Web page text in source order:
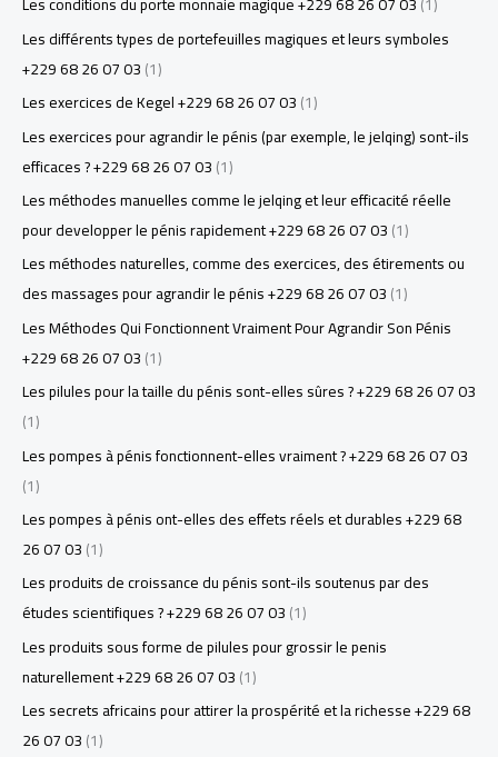
Les différents types de portefeuilles magiques et leurs symboles
+229 68 26 07 03(1)
Les exercices de Kegel +229 68 26 07 03(1)
Les exercices pour agrandir le pénis (par exemple, le jelqing) sont-ils
efficaces ? +229 68 26 07 03(1)
Les méthodes manuelles comme le jelqing et leur efficacité réelle
pour developper le pénis rapidement +229 68 26 07 03(1)
Les méthodes naturelles, comme des exercices, des étirements ou
des massages pour agrandir le pénis +229 68 26 07 03(1)
Les Méthodes Qui Fonctionnent Vraiment Pour Agrandir Son Pénis
+229 68 26 07 03(1)
Les pilules pour la taille du pénis sont-elles sûres ? +229 68 26 07 03
(1)
Les pompes à pénis fonctionnent-elles vraiment ? +229 68 26 07 03
(1)
Les pompes à pénis ont-elles des effets réels et durables +229 68
26 07 03(1)
Les produits de croissance du pénis sont-ils soutenus par des
études scientifiques ? +229 68 26 07 03(1)
Les produits sous forme de pilules pour grossir le penis
naturellement +229 68 26 07 03(1)
Les secrets africains pour attirer la prospérité et la richesse +229 68
26 07 03(1)